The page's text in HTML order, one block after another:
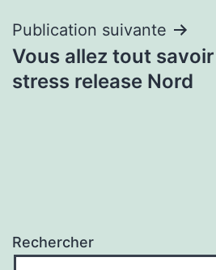
Publication suivante
Vous allez tout
stress release Nord
Rechercher